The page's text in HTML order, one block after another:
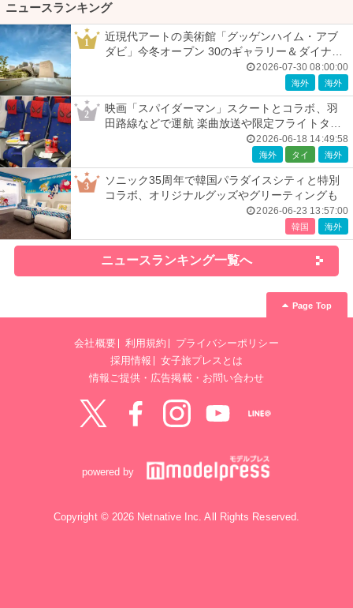
ニュースランキング
1
近現代アートの美術館「グッゲンハイム・アブ
ダビ」今冬オープン 30のギャラリー＆ダイナミ
2026-07-30 08:00:00
海外 海外
2
映画「スパイダーマン」スクートとコラボ、羽
田路線などで運航 楽曲放送や限定フライトタグ
2026-06-18 14:49:58
海外 タイ 海外
3
ソニック35周年で韓国パラダイスシティと特別
コラボ、オリジナルグッズやグリーティングも
2026-06-23 13:57:00
韓国 海外
ニュースランキング一覧へ
Page Top
会社概要 利用規約
プライバシーポリシー
採用情報
女子旅プレスとは
情報ご提供・広告掲載・お問い合わせ
powered by
Copyright © 2026 Netnative Inc. All Rights Reserved.